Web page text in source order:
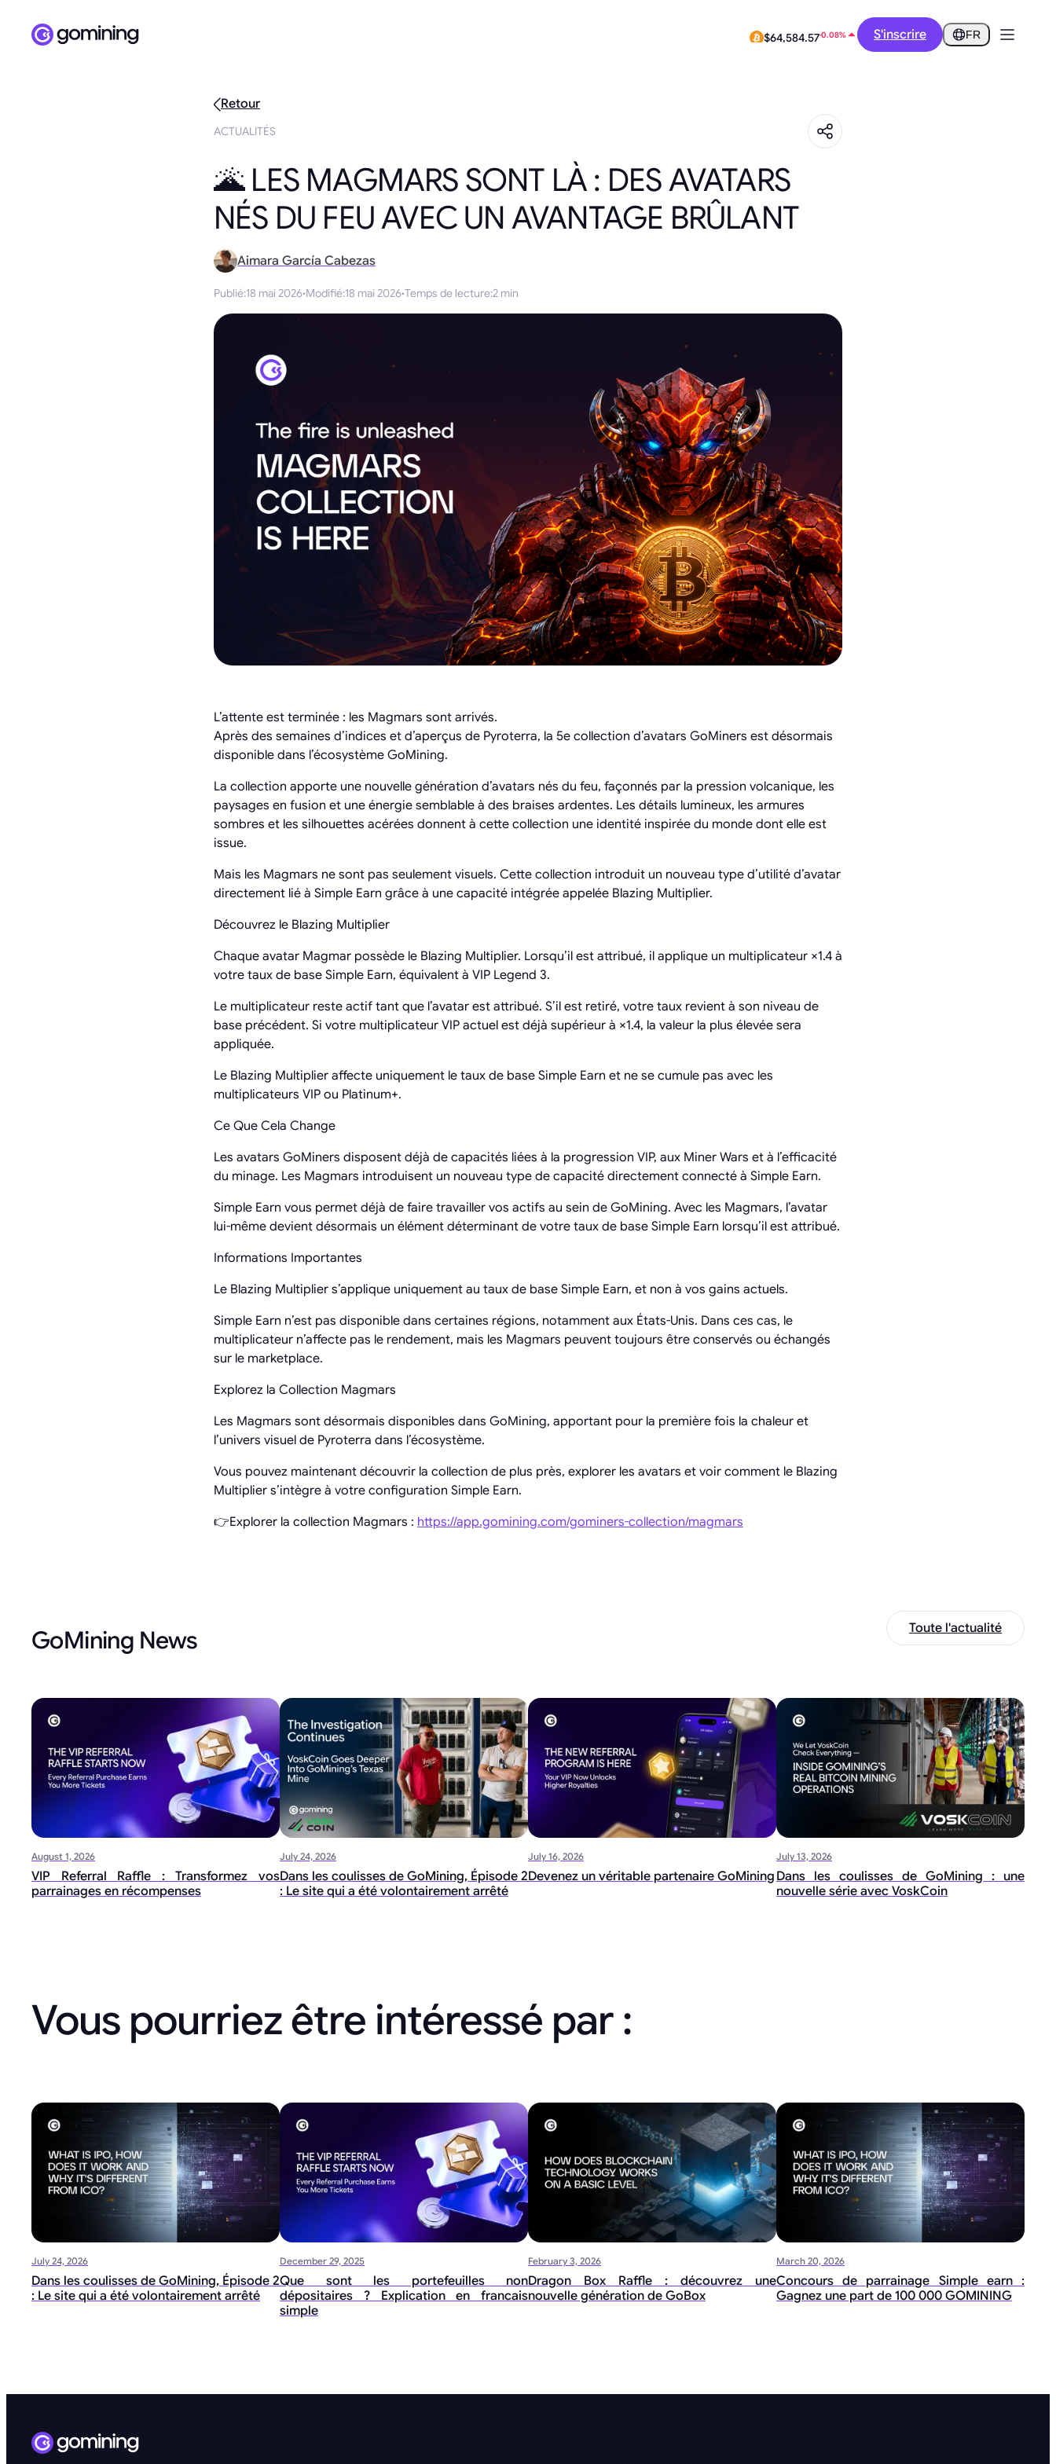
$0.2912 1.89% S'inscrire FR
Retour
ACTUALITÉS
🌋 LES MAGMARS SONT LÀ : DES AVATARS
NÉS DU FEU AVEC UN AVANTAGE BRÛLANT
Aimara García Cabezas
Publié:18 mai 2026·Modifié:18 mai 2026·Temps de lecture:2 min
L’attente est terminée : les Magmars sont arrivés.
Après des semaines d’indices et d’aperçus de Pyroterra, la 5e collection d’avatars GoMiners est désormais
disponible dans l’écosystème GoMining.
La collection apporte une nouvelle génération d’avatars nés du feu, façonnés par la pression volcanique, les
paysages en fusion et une énergie semblable à des braises ardentes. Les détails lumineux, les armures
sombres et les silhouettes acérées donnent à cette collection une identité inspirée du monde dont elle est
issue.
Mais les Magmars ne sont pas seulement visuels. Cette collection introduit un nouveau type d’utilité d’avatar
directement lié à Simple Earn grâce à une capacité intégrée appelée Blazing Multiplier.
Découvrez le Blazing Multiplier
Chaque avatar Magmar possède le Blazing Multiplier. Lorsqu’il est attribué, il applique un multiplicateur ×1.4 à
votre taux de base Simple Earn, équivalent à VIP Legend 3.
Le multiplicateur reste actif tant que l’avatar est attribué. S’il est retiré, votre taux revient à son niveau de
base précédent. Si votre multiplicateur VIP actuel est déjà supérieur à ×1.4, la valeur la plus élevée sera
appliquée.
Le Blazing Multiplier affecte uniquement le taux de base Simple Earn et ne se cumule pas avec les
multiplicateurs VIP ou Platinum+.
Ce Que Cela Change
Les avatars GoMiners disposent déjà de capacités liées à la progression VIP, aux Miner Wars et à l’efficacité
du minage. Les Magmars introduisent un nouveau type de capacité directement connecté à Simple Earn.
Simple Earn vous permet déjà de faire travailler vos actifs au sein de GoMining. Avec les Magmars, l’avatar
lui-même devient désormais un élément déterminant de votre taux de base Simple Earn lorsqu’il est attribué.
Informations Importantes
Le Blazing Multiplier s’applique uniquement au taux de base Simple Earn, et non à vos gains actuels.
Simple Earn n’est pas disponible dans certaines régions, notamment aux États-Unis. Dans ces cas, le
multiplicateur n’affecte pas le rendement, mais les Magmars peuvent toujours être conservés ou échangés
sur le marketplace.
Explorez la Collection Magmars
Les Magmars sont désormais disponibles dans GoMining, apportant pour la première fois la chaleur et
l’univers visuel de Pyroterra dans l’écosystème.
Vous pouvez maintenant découvrir la collection de plus près, explorer les avatars et voir comment le Blazing
Multiplier s’intègre à votre configuration Simple Earn.
👉Explorer la collection Magmars : https://app.gomining.com/gominers-collection/magmars
GoMining News Toute l'actualité
August 1, 2026
VIP Referral Raffle : Transformez vos
parrainages en récompenses
July 24, 2026
Dans les coulisses de GoMining, Épisode 2
: Le site qui a été volontairement arrêté
July 16, 2026
Devenez un véritable partenaire GoMining
July 13, 2026
Dans les coulisses de GoMining : une
nouvelle série avec VoskCoin
Vous pourriez être intéressé par :
July 24, 2026
Dans les coulisses de GoMining, Épisode 2
: Le site qui a été volontairement arrêté
December 29, 2025
Que sont les portefeuilles non
dépositaires ? Explication en francais
simple
February 3, 2026
Dragon Box Raffle : découvrez une
nouvelle génération de GoBox
March 20, 2026
Concours de parrainage Simple earn :
Gagnez une part de 100 000 GOMINING